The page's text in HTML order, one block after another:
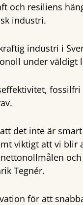
och resiliens
industri.
industri i
under väldigt
fossilfri
det inte är
viktigt att vi blir
Tegnér.
för att